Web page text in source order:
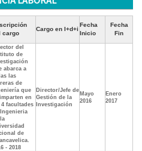
cargo
Cargo en I+d+i
Fecha
Inicio
Fecha
Fin
del
de
abarca a
las
de
que
en
4 facultades
de
- 2018
Director/Jefe de
Gestión de la
Investigación
Mayo
2016
Enero
2017